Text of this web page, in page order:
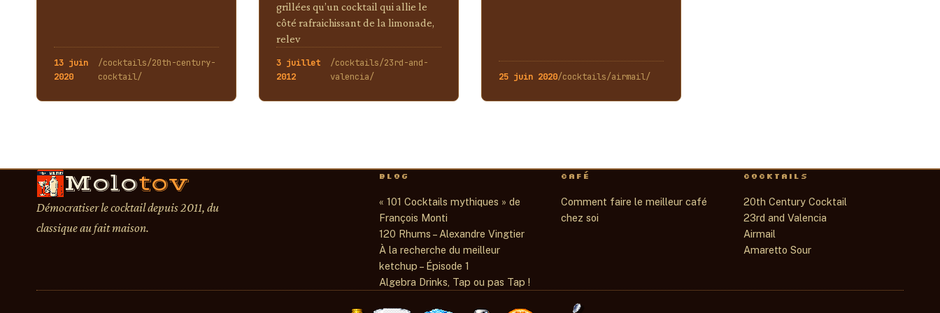
13 juin
2020
/cocktails/20th-century-
cocktail/
grillées qu’un cocktail qui allie le
côté rafraichissant de la limonade,
relev
3 juillet
2012
/cocktails/23rd-and-
valencia/
25 juin 2020/cocktails/airmail/
Molotov
Démocratiser le cocktail depuis 2011, du
classique au fait maison.
BLOG
« 101 Cocktails mythiques » de
François Monti
120 Rhums – Alexandre Vingtier
À la recherche du meilleur
ketchup – Épisode 1
Algebra Drinks, Tap ou pas Tap !
CAFÉ
Comment faire le meilleur café
chez soi
COCKTAILS
20th Century Cocktail
23rd and Valencia
Airmail
Amaretto Sour